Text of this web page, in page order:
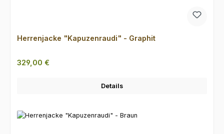
Herrenjacke "Kapuzenraudi" - Graphit
Regulärer Preis:
329,00 €
Details